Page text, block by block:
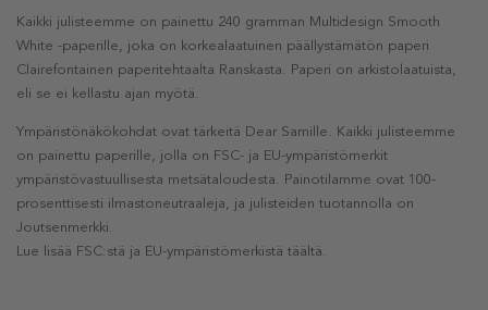
Kaikki julisteemme on painettu 240 gramman Multidesign Smooth
White -paperille, joka on korkealaatuinen päällystämätön paperi
Clairefontainen paperitehtaalta Ranskasta. Paperi on arkistolaatuista,
eli se ei kellastu ajan myötä.
Ympäristönäkökohdat ovat tärkeitä Dear Samille. Kaikki julisteemme
on painettu paperille, jolla on FSC- ja EU-ympäristömerkit
ympäristövastuullisesta metsätaloudesta. Painotilamme ovat 100-
prosenttisesti ilmastoneutraaleja, ja julisteiden tuotannolla on
Joutsenmerkki.
Lue lisää FSC:stä ja EU-ympäristömerkistä täältä.